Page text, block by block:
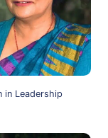
in Leadership